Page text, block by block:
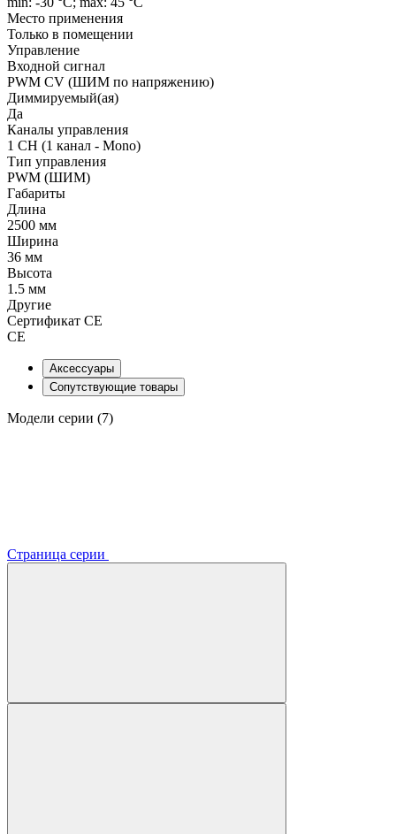
Место применения
Только в помещении
Управление
Входной сигнал
PWM СV (ШИМ по напряжению)
Диммируемый(ая)
Да
Каналы управления
1 CH (1 канал - Mono)
Тип управления
PWM (ШИМ)
Габариты
Длина
2500 мм
Ширина
36 мм
Высота
1.5 мм
Другие
Сертификат CE
CE
Аксессуары
Сопутствующие товары
Модели серии (7)
Страница серии